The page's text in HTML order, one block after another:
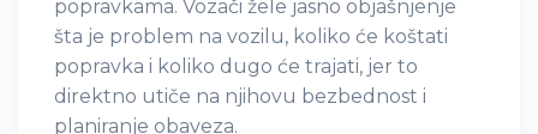
popravkama. Vozači žele jasno objašnjenje
šta je problem na vozilu, koliko će koštati
popravka i koliko dugo će trajati, jer to
direktno utiče na njihovu bezbednost i
planiranje obaveza.